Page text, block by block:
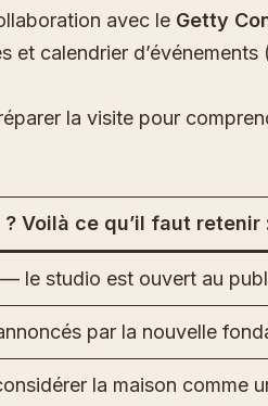
avec le Getty
et calendrier
la visite pour
Voilà ce qu’il faut retenir
le studio est ouvert au
par la nouvelle
la maison comme